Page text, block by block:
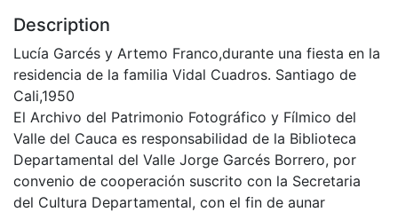
Description
Lucía Garcés y Artemo Franco,durante una fiesta en la
residencia de la familia Vidal Cuadros. Santiago de
Cali,1950
El Archivo del Patrimonio Fotográfico y Fílmico del
Valle del Cauca es responsabilidad de la Biblioteca
Departamental del Valle Jorge Garcés Borrero, por
convenio de cooperación suscrito con la Secretaria
del Cultura Departamental, con el fin de aunar